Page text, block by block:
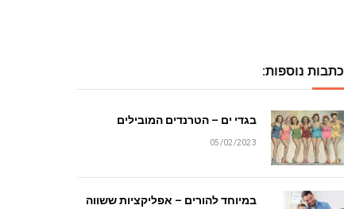
כתבות נוספות:
בגדי ים – הטרנדים המובילים
05/02/2023
במיוחד להורים – אפליקציות ששווה